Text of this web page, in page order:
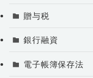
贈与税
銀行融資
電子帳簿保存法